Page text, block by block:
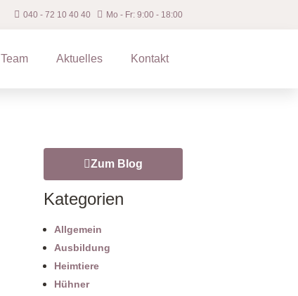
040 ‐ 72 10 40 40 Mo - Fr: 9:00 - 18:00
Team Aktuelles Kontakt
Zum Blog
Kategorien
Allgemein
Ausbildung
Heimtiere
Hühner